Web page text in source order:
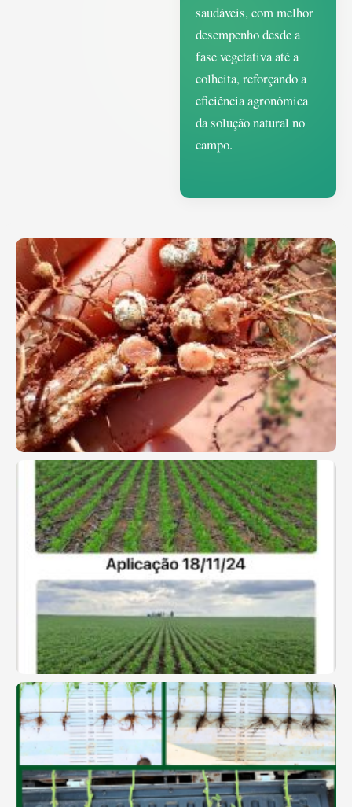
saudáveis, com melhor
desempenho desde a
fase vegetativa até a
colheita, reforçando a
eficiência agronômica
da solução natural no
campo.